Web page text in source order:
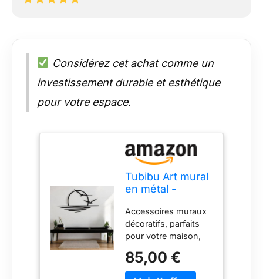
Considérez cet achat comme un
investissement durable et esthétique
pour votre espace.
Tubibu Art mural
en métal -
murale à
paillettes -
Lignes
minimalistes
noires - Lever de
soleil pour salon,
Accessoires muraux
décoratifs, parfaits
pour votre maison,
acier de 2 mm, 100 %
métal Le produit est
85,00 €